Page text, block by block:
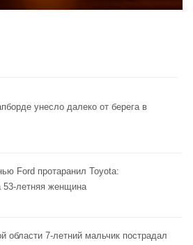
унесло далеко от берега в
Ford протаранил Toyota:
53-летняя женщина
области 7-летний мальчик пострадал